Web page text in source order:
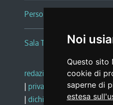
Noi
Questo sito
cookie di
saperne di
estesa
Persone e Uffici
Sala Tiziano Tessitori
redazione web |note
| privacy
social media
| dichiarazione di